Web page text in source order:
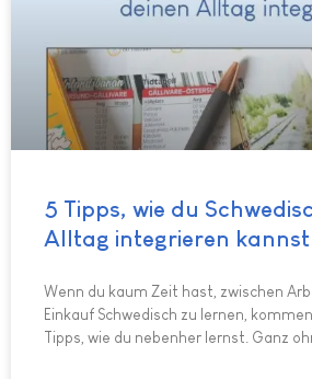
5 Tipps, wie du
Alltag integrieren kannst
Wenn du kaum Zeit hast, zwischen
Einkauf Schwedisch zu lernen,
Tipps, wie du nebenher lernst. Ganz